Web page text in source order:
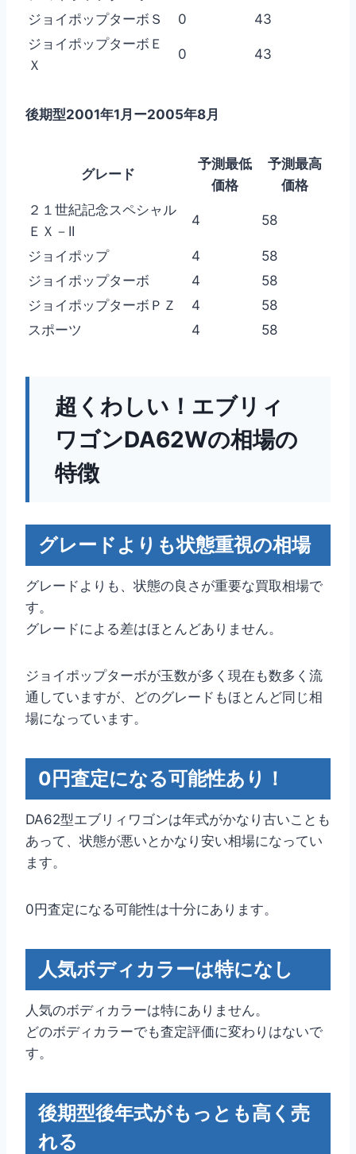
ジョイポップターボＳ
0
43
ジョイポップターボＥ
Ｘ
0 43
後期型2001年1月ー2005年8月
グレード
予測最低
価格
予測最高
価格
２１世紀記念スペシャル
ＥＸ－II
4 58
ジョイポップ 4
58
ジョイポップターボ
4
58
ジョイポップターボＰＺ
4
58
スポーツ
4 58
超くわしい！エブリィ
ワゴンDA62Wの相場の
特徴
グレードよりも状態重視の相場
グレードよりも、状態の良さが重要な買取相場で
す。
グレードによる差はほとんどありません。
ジョイポップターボが玉数が多く現在も数多く流
通していますが、どのグレードもほとんど同じ相
場になっています。
0円査定になる可能性あり！
DA62型エブリィワゴンは年式がかなり古いことも
あって、状態が悪いとかなり安い相場になってい
ます。
0円査定になる可能性は十分にあります。
人気ボディカラーは特になし
人気のボディカラーは特にありません。
どのボディカラーでも査定評価に変わりはないで
す。
後期型後年式がもっとも高く売
れる